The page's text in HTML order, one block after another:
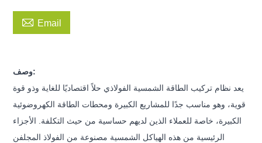
 Email
وصف:
يعد نظام تركيب الطاقة الشمسية الفولاذي حلاً اقتصاديًا للغاية وذو قوة
قوية، وهو مناسب جدًا للمشاريع الكبيرة ومحطات الطاقة الكهروضوئية
الكبيرة، خاصة للعملاء الذين لديهم حساسية من حيث التكلفة. الأجزاء
الرئيسية من هذه الهياكل الشمسية مصنوعة من الفولاذ المجلفن